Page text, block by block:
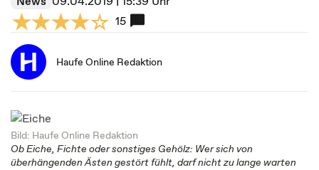
15
Haufe Online Redaktion
Bild: Haufe Online Redaktion
Ob Eiche, Fichte oder sonstiges Gehölz: Wer sich von
überhängenden Ästen gestört fühlt, darf nicht zu lange warten